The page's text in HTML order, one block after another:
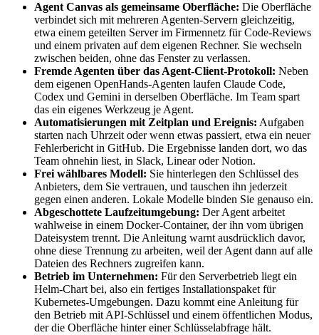
Agent Canvas als gemeinsame Oberfläche: Die Oberfläche
verbindet sich mit mehreren Agenten-Servern gleichzeitig,
etwa einem geteilten Server im Firmennetz für Code-Reviews
und einem privaten auf dem eigenen Rechner. Sie wechseln
zwischen beiden, ohne das Fenster zu verlassen.
Fremde Agenten über das Agent-Client-Protokoll: Neben
dem eigenen OpenHands-Agenten laufen Claude Code,
Codex und Gemini in derselben Oberfläche. Im Team spart
das ein eigenes Werkzeug je Agent.
Automatisierungen mit Zeitplan und Ereignis: Aufgaben
starten nach Uhrzeit oder wenn etwas passiert, etwa ein neuer
Fehlerbericht in GitHub. Die Ergebnisse landen dort, wo das
Team ohnehin liest, in Slack, Linear oder Notion.
Frei wählbares Modell: Sie hinterlegen den Schlüssel des
Anbieters, dem Sie vertrauen, und tauschen ihn jederzeit
gegen einen anderen. Lokale Modelle binden Sie genauso ein.
Abgeschottete Laufzeitumgebung: Der Agent arbeitet
wahlweise in einem Docker-Container, der ihn vom übrigen
Dateisystem trennt. Die Anleitung warnt ausdrücklich davor,
ohne diese Trennung zu arbeiten, weil der Agent dann auf alle
Dateien des Rechners zugreifen kann.
Betrieb im Unternehmen: Für den Serverbetrieb liegt ein
Helm-Chart bei, also ein fertiges Installationspaket für
Kubernetes-Umgebungen. Dazu kommt eine Anleitung für
den Betrieb mit API-Schlüssel und einem öffentlichen Modus,
der die Oberfläche hinter einer Schlüsselabfrage hält.